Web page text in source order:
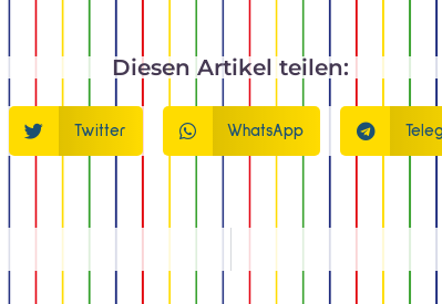
Diesen Artikel teilen:
Twitter WhatsApp